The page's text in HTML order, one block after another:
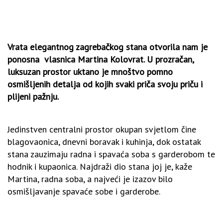
Vrata elegantnog zagrebačkog stana otvorila nam je
ponosna vlasnica Martina Kolovrat. U prozračan,
luksuzan prostor uktano je mnoštvo pomno
osmišljenih detalja od kojih svaki priča svoju priču i
plijeni pažnju.
Jedinstven centralni prostor okupan svjetlom čine
blagovaonica, dnevni boravak i kuhinja, dok ostatak
stana zauzimaju radna i spavaća soba s garderobom te
hodnik i kupaonica. Najdraži dio stana joj je, kaže
Martina, radna soba, a najveći je izazov bilo
osmišljavanje spavaće sobe i garderobe.